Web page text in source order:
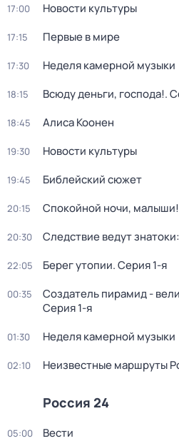
17:00 Новости культуры
17:15 Первые в мире
17:30 Неделя камерной музыки
18:15 Всюду деньги, господа!.
18:45 Алиса Коонен
19:30 Новости культуры
19:45 Библейский сюжет
20:15 Спокойной ночи, малыши!
20:30 Следствие ведут
22:05 Берег утопии. Серия 1-я
00:35 Создатель пирамид -
Серия 1-я
01:30 Неделя камерной музыки
02:10 Неизвестные маршруты
Россия 24
05:00 Вести